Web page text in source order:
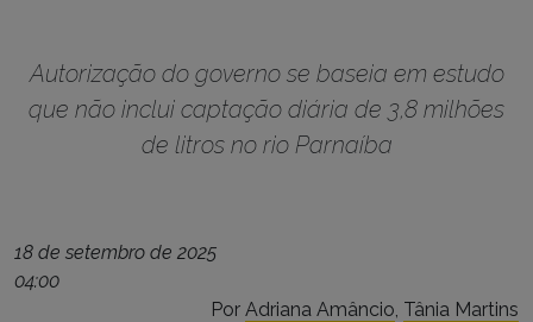
Autorização do governo se baseia em estudo
que não inclui captação diária de 3,8 milhões
de litros no rio Parnaíba
18 de setembro de 2025
04:00
Por Adriana Amâncio, Tânia Martins